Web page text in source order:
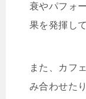
衰やパフォ
果を発揮し
また、カフ
み合わせた